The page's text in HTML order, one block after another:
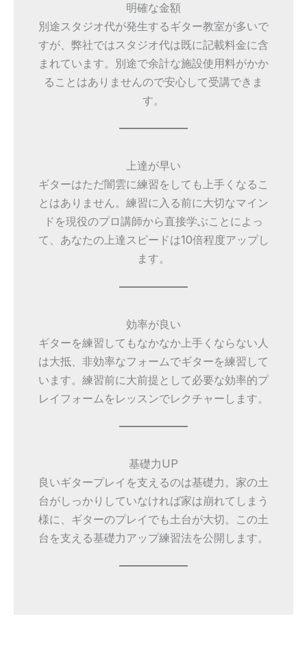
明確な金額
別途スタジオ代が発生するギター教室が多いで
すが、弊社ではスタジオ代は既に記載料金に含
まれています。別途で余計な施設使用料がかか
ることはありませんので安心して受講できま
す。
上達が早い
ギターはただ闇雲に練習をしても上手くなるこ
とはありません。練習に入る前に大切なマイン
ドを現役のプロ講師から直接学ぶことによっ
て、あなたの上達スピードは10倍程度アップし
ます。
効率が良い
ギターを練習してもなかなか上手くならない人
は大抵、非効率なフォームでギターを練習して
います。練習前に大前提として必要な効率的プ
レイフォームをレッスンでレクチャーします。
基礎力UP
良いギタープレイを支えるのは基礎力。家の土
台がしっかりしていなければ家は崩れてしまう
様に、ギターのプレイでも土台が大切。この土
台を支える基礎力アップ練習法を公開します。